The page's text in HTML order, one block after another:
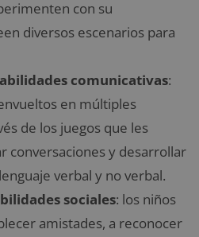
con su
diversos escenarios para
comunicativas:
en múltiples
de los juegos que les
conversaciones y desarrollar
verbal y no verbal.
sociales: los niños
amistades, a reconocer